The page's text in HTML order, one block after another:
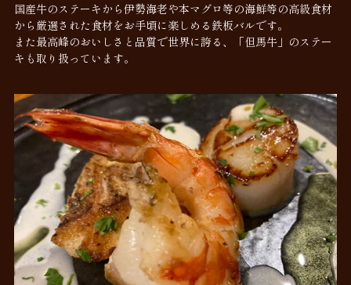
国産牛のステーキから伊勢海老や本マグロ等の海鮮等の高級食材
から厳選された食材をお手頃に楽しめる鉄板バルです。
また最高峰のおいしさと品質で世界に誇る、「但馬牛」のステー
キも取り扱っています。